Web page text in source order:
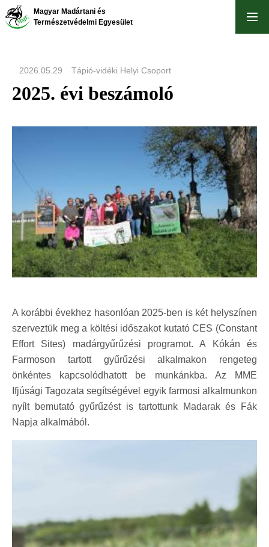
Ugrás
Magyar Madártani és
Természetvédelmi Egyesület
2026.05.29 Tápió-vidéki Helyi Csoport
2025. évi beszámoló
A korábbi évekhez hasonlóan 2025-ben is két helyszínen
szerveztük meg a költési időszakot kutató CES (Constant
Effort Sites) madárgyűrűzési programot. A Kókán és
Farmoson tartott gyűrűzési alkalmakon rengeteg
önkéntes kapcsolódhatott be munkánkba. Az MME
Ifjúsági Tagozata segítségével egyik farmosi alkalmunkon
nyílt bemutató gyűrűzést is tartottunk Madarak és Fák
Napja alkalmából.